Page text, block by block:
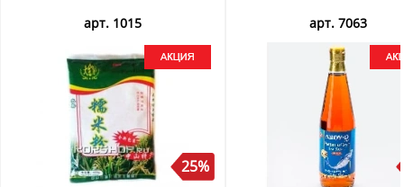
арт. 1015
25%
арт. 7063